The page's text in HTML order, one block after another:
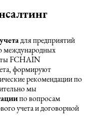
для предприятий
международных
FCHAIN
формируют
рекомендации по
мы
по вопросам
учета и договорной